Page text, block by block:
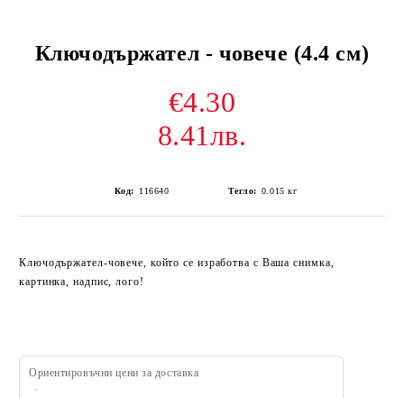
Ключодържател - човече (4.4 см)
€4.30
8.41лв.
Код: 116640 Тегло: 0.015 кг
Ключодържател-човече, който се изработва с Ваша снимка,
картинка, надпис, лого!
Ориентировъчни цени за доставка